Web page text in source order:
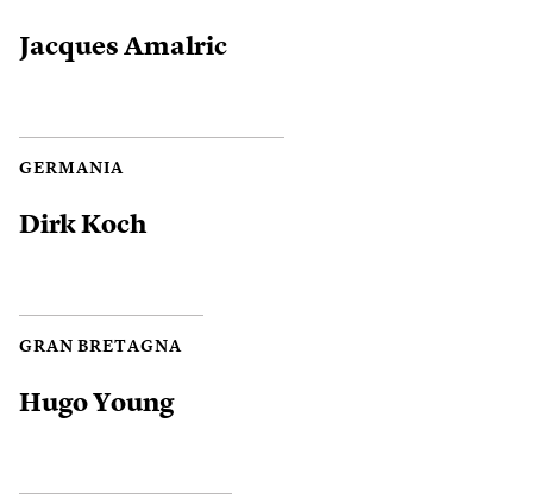
Jacques Amalric
GERMANIA
Dirk Koch
GRAN BRETAGNA
Hugo Young